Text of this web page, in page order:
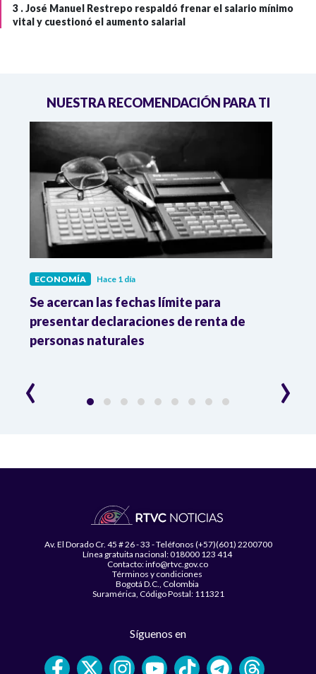
3 .José Manuel Restrepo respaldó frenar el salario mínimo
vital y cuestionó el aumento salarial
NUESTRA RECOMENDACIÓN PARA TI
ECONOMÍA Hace 1 día
Se acercan las fechas límite para
presentar declaraciones de renta de
personas naturales
‹ ›
Av. El Dorado Cr. 45 # 26 - 33 - Teléfonos (+57)(601) 2200700
Línea gratuita nacional: 018000 123 414
Contacto: info@rtvc.gov.co
Términos y condiciones
Bogotá D.C., Colombia
Suramérica, Código Postal: 111321
Síguenos en